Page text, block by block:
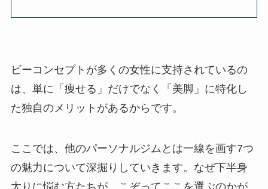
ビーコンセプトが多くの女性に支持されているの
は、単に「痩せる」だけでなく「美脚」に特化し
た独自のメリットがあるからです。
ここでは、他のパーソナルジムとは一線を画す7つ
の魅力について深掘りしていきます。なぜ下半身